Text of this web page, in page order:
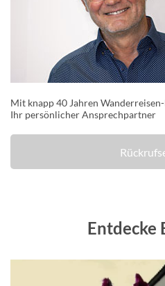
Mit knapp 40 Jahren
Ihr persönlicher Ansprechpartner
Entdecke